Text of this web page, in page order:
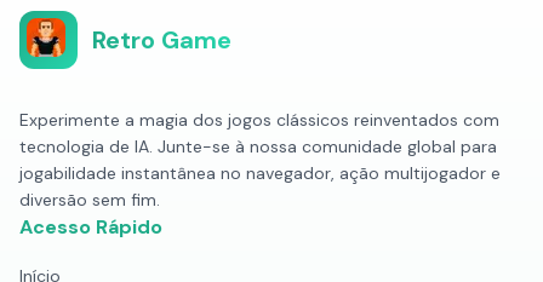
Retro Game
Experimente a magia dos jogos clássicos reinventados com
tecnologia de IA. Junte-se à nossa comunidade global para
jogabilidade instantânea no navegador, ação multijogador e
diversão sem fim.
Acesso Rápido
Início